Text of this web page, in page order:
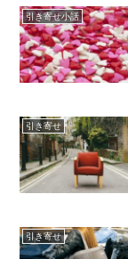
引き寄せ小話
引き寄せ
引き寄せ